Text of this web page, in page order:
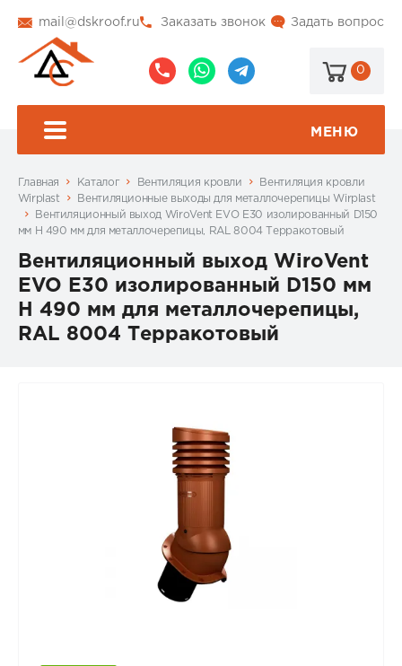
mail@dskroof.ru Задать вопрос
Заказать звонок
0
МЕНЮ
Главная Каталог Вентиляция кровли
Вентиляция кровли
Wirplast
Вентиляционные выходы для металлочерепицы Wirplast
Вентиляционный выход WiroVent EVO E30 изолированный D150
мм Н 490 мм для металлочерепицы, RAL 8004 Терракотовый
Вентиляционный выход WiroVent
EVO E30 изолированный D150 мм
Н 490 мм для металлочерепицы,
RAL 8004 Терракотовый